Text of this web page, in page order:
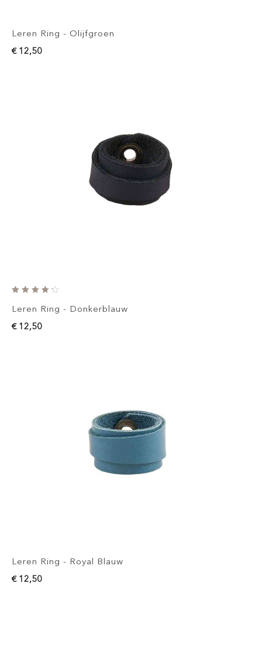
Leren Ring - Olijfgroen
€ 12,50
Leren Ring - Donkerblauw
€ 12,50
Leren Ring - Royal Blauw
€ 12,50